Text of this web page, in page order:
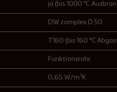
ja (bis 1000 °C
DW complex D 50
T160 (bis 160 °C
Funktionsrohr
0,65 W/m²K